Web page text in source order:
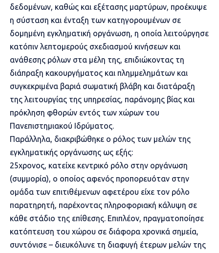
δεδομένων, καθώς και εξέτασης μαρτύρων, προέκυψε
η σύσταση και ένταξη των κατηγορουμένων σε
δομημένη εγκληματική οργάνωση, η οποία λειτούργησε
κατόπιν λεπτομερούς σχεδιασμού κινήσεων και
ανάθεσης ρόλων στα μέλη της, επιδιώκοντας τη
διάπραξη κακουργήματος και πλημμελημάτων και
συγκεκριμένα βαριά σωματική βλάβη και διατάραξη
της λειτουργίας της υπηρεσίας, παράνομης βίας και
πρόκληση φθορών εντός των χώρων του
Πανεπιστημιακού Ιδρύματος.
Παράλληλα, διακριβώθηκε ο ρόλος των μελών της
εγκληματικής οργάνωσης ως εξής:
25χρονος, κατείχε κεντρικό ρόλο στην οργάνωση
(συμμορία), ο οποίος αφενός προπορευόταν στην
ομάδα των επιτιθέμενων αφετέρου είχε τον ρόλο
παρατηρητή, παρέχοντας πληροφοριακή κάλυψη σε
κάθε στάδιο της επίθεσης. Επιπλέον, πραγματοποίησε
κατόπτευση του χώρου σε διάφορα χρονικά σημεία,
συντόνισε – διευκόλυνε τη διαφυγή έτερων μελών της